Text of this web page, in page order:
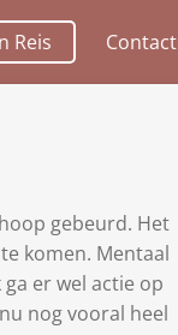
Reis Contact
gebeurd. Het
komen. Mentaal
er wel actie op
nog vooral heel